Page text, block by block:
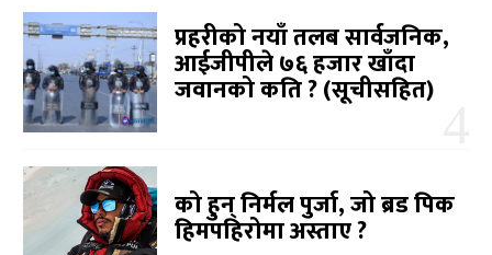
प्रहरीको नयाँ तलब सार्वजनिक,
आईजीपीले ७६ हजार खाँदा
जवानको कति ? (सूचीसहित)
को हुन् निर्मल पुर्जा, जो ब्रड पिक
हिमपहिरोमा अस्ताए ?